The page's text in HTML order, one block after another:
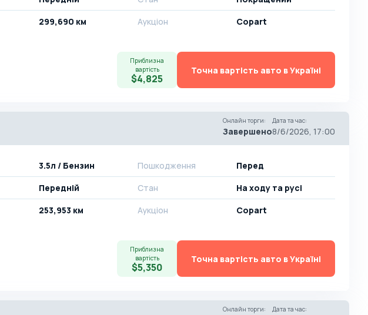
299,690 км
Аукціон
Copart
Приблизна
вартість
$4,825
Точна вартість авто в Україні
Онлайн торги:
Завершено
Дата та час:
8/6/2026, 17:00
3.5л / Бензин
Передній
253,953 км
Пошкодження
Перед
Стан
На ​​ходу та русі
Аукціон
Copart
Приблизна
вартість
$5,350
Точна вартість авто в Україні
Онлайн торги: Дата та час: